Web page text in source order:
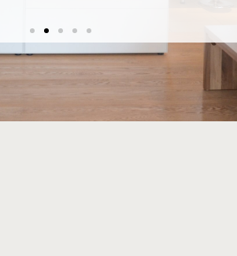
dass die Immobilie den eigenen